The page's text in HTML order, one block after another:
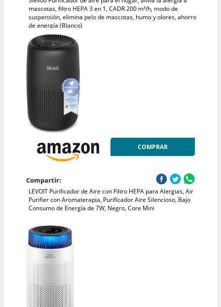
mascotas, filtro HEPA 3 en 1, CADR 200 m³/h, modo de
suspensión, elimina pelo de mascotas, humo y olores, ahorro
de energía (Blanco)
COMPRAR
Compartir:
LEVOIT Purificador de Aire con Filtro HEPA para Alergias, Air
Purifier con Aromaterapia, Purificador Aire Silencioso, Bajo
Consumo de Energía de 7W, Negro, Core Mini